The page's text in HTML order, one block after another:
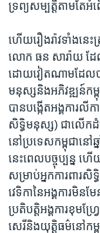
ទ្រព្យ​សម្បត្តិ​តាមតែ​
ហើយ​រឿងរ៉ាវ​ទាំងនេ
លោក ​ធន សារ៉ាយ​ ដ
ដោយ​វៀតណាម​ដែល​ប
មនុស្ស​និង​អភិវឌ្ឍន៍​កម្
បាន​បង្កើត​អង្គការ​លី
សិទិ្ធ​មនុស្ស)​ ជា​លើក​ដំ
នៅ​ប្រទេស​កម្ពុជា​នៅ​ឆ្
នេះ​ពេល​បច្ចុប្បន្ន​ ហ
សម្រាប់​អ្នកការពា
វេទិកា​នៃ​អង្គការ​មិន
ប្រតិបត្តិ​អង្គការ​ខុមហ្
សេរី​និង​យុត្តិធម៌​នៅ​កម្